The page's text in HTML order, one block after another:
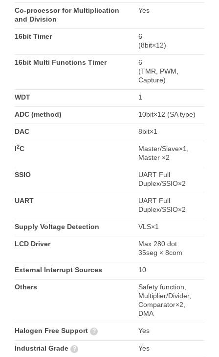
Co-processor for Multiplication
and Division
Yes
16bit Timer
6
(8bit×12)
16bit Multi Functions Timer
6
(TMR, PWM,
Capture)
WDT 1
ADC (method) 10bit×12 (SA type)
DAC 8bit×1
I2C
Master/Slave×1,
Master ×2
SSIO
UART Full
Duplex/SSIO×2
UART
UART Full
Duplex/SSIO×2
Supply Voltage Detection VLS×1
LCD Driver
Max 280 dot
35seg × 8com
External Interrupt Sources 10
Others
Safety function,
Multiplier/Divider,
Comparator×2,
DMA
Halogen Free Support ? Yes
Industrial Grade ? Yes